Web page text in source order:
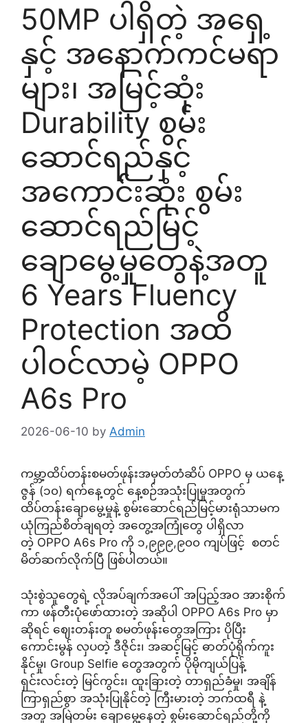
50MP ပါရှိတဲ့ အရှေ့
နှင့် အနောက်ကင်မရာ
များ၊ အမြင့်ဆုံး
Durability စွမ်း
ဆောင်ရည်နှင့်
အကောင်းဆုံး စွမ်း
ဆောင်ရည်မြင့်
ချောမွေ့မှုတွေနဲ့အတူ
6 Years Fluency
Protection အထိ
ပါဝင်လာမဲ့ OPPO
A6s Pro
2026-06-10 by Admin
ကမ္ဘာ့ထိပ်တန်းစမတ်ဖုန်းအမှတ်တံဆိပ် OPPO မှ ယနေ့
ဇွန် (၁၀) ရက်နေ့တွင် နေ့စဉ်အသုံးပြုမှုအတွက်
ထိပ်တန်းချောမွေ့မှုနဲ့ စွမ်းဆောင်ရည်မြင့်မားရုံသာမက
ယုံကြည်စိတ်ချရတဲ့ အတွေ့အကြုံတွေ ပါရှိလာ
တဲ့ OPPO A6s Pro ကို ၁,၉၉၉,၉၀၀ ကျပ်ဖြင့် စတင်
မိတ်ဆက်လိုက်ပြီ ဖြစ်ပါတယ်။
သုံးစွဲသူတွေရဲ့ လိုအပ်ချက်အပေါ် အပြည့်အဝ အားစိုက်
ကာ ဖန်တီးပုံဖော်ထားတဲ့ အဆိုပါ OPPO A6s Pro မှာ
ဆိုရင် ဈေးတန်းတူ စမတ်ဖုန်းတွေအကြား ပိုပြီး
ကောင်းမွန် လှပတဲ့ ဒီဇိုင်း၊ အဆင့်မြင့် ဓာတ်ပုံရိုက်ကူး
နိုင်မှု၊ Group Selfie တွေအတွက် ပိုမိုကျယ်ပြန့်
ရှင်းလင်းတဲ့ မြင်ကွင်း၊ ထူးခြားတဲ့ တာရှည်ခံမှု၊ အချိန်
ကြာရှည်စွာ အသုံးပြုနိုင်တဲ့ ကြီးမားတဲ့ ဘက်ထရီ နဲ့
အတူ အမြဲတမ်း ချောမွေ့နေတဲ့ စွမ်းဆောင်ရည်တို့ကို